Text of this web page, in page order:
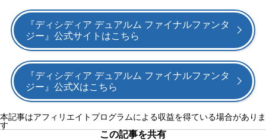
『ディシディア デュアルム ファイナルファンタ
ジー』公式サイトはこちら
『ディシディア デュアルム ファイナルファンタ
ジー』公式Xはこちら
本記事はアフィリエイトプログラムによる収益を得ている場合がありま
す
この記事を共有